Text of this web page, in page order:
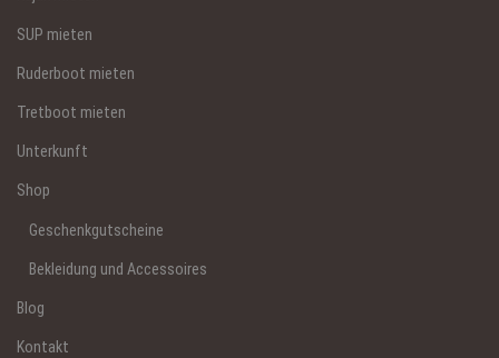
SUP mieten
Ruderboot mieten
Tretboot mieten
Unterkunft
Shop
Geschenkgutscheine
Bekleidung und Accessoires
Blog
Kontakt